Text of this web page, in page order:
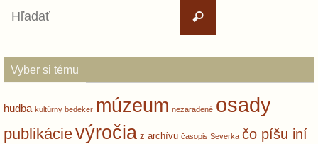
Hľadať
Vyber si tému
hudba kultúrny bedeker múzeum nezaradené osady
publikácievýročia z archívu časopis Severka čo píšu iní